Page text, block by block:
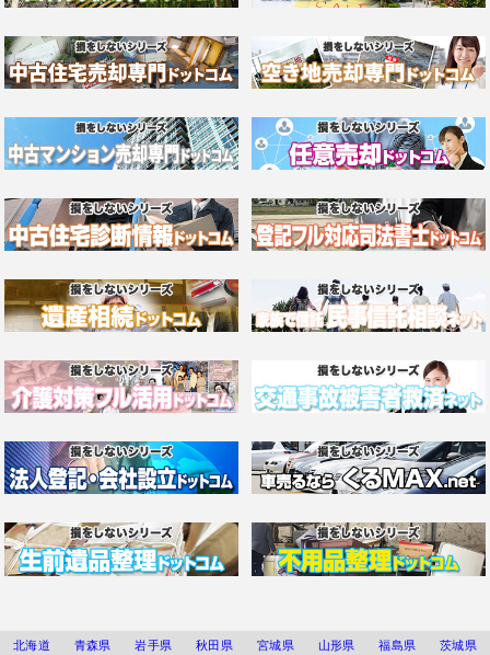
北海道 青森県 岩手県 秋田県 宮城県 山形県 福島県 茨城県